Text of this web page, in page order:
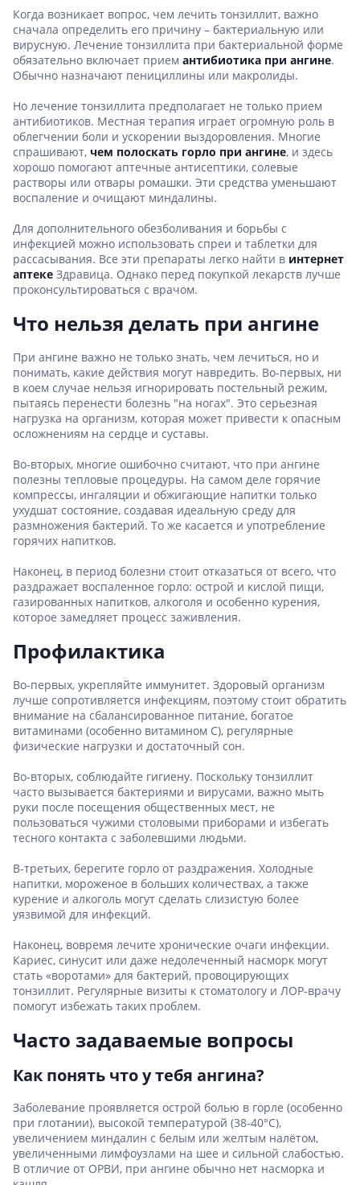
Когда возникает вопрос, чем лечить тонзиллит, важно
сначала определить его причину – бактериальную или
вирусную. Лечение тонзиллита при бактериальной форме
обязательно включает прием антибиотика при ангине.
Обычно назначают пенициллины или макролиды.
Но лечение тонзиллита предполагает не только прием
антибиотиков. Местная терапия играет огромную роль в
облегчении боли и ускорении выздоровления. Многие
спрашивают, чем полоскать горло при ангине, и здесь
хорошо помогают аптечные антисептики, солевые
растворы или отвары ромашки. Эти средства уменьшают
воспаление и очищают миндалины.
Для дополнительного обезболивания и борьбы с
инфекцией можно использовать спреи и таблетки для
рассасывания. Все эти препараты легко найти в интернет
аптеке Здравица. Однако перед покупкой лекарств лучше
проконсультироваться с врачом.
Что нельзя делать при ангине
При ангине важно не только знать, чем лечиться, но и
понимать, какие действия могут навредить. Во-первых, ни
в коем случае нельзя игнорировать постельный режим,
пытаясь перенести болезнь "на ногах". Это серьезная
нагрузка на организм, которая может привести к опасным
осложнениям на сердце и суставы.
Во-вторых, многие ошибочно считают, что при ангине
полезны тепловые процедуры. На самом деле горячие
компрессы, ингаляции и обжигающие напитки только
ухудшат состояние, создавая идеальную среду для
размножения бактерий. То же касается и употребление
горячих напитков.
Наконец, в период болезни стоит отказаться от всего, что
раздражает воспаленное горло: острой и кислой пищи,
газированных напитков, алкоголя и особенно курения,
которое замедляет процесс заживления.
Профилактика
Во-первых, укрепляйте иммунитет. Здоровый организм
лучше сопротивляется инфекциям, поэтому стоит обратить
внимание на сбалансированное питание, богатое
витаминами (особенно витамином С), регулярные
физические нагрузки и достаточный сон.
Во-вторых, соблюдайте гигиену. Поскольку тонзиллит
часто вызывается бактериями и вирусами, важно мыть
руки после посещения общественных мест, не
пользоваться чужими столовыми приборами и избегать
тесного контакта с заболевшими людьми.
В-третьих, берегите горло от раздражения. Холодные
напитки, мороженое в больших количествах, а также
курение и алкоголь могут сделать слизистую более
уязвимой для инфекций.
Наконец, вовремя лечите хронические очаги инфекции.
Кариес, синусит или даже недолеченный насморк могут
стать «воротами» для бактерий, провоцирующих
тонзиллит. Регулярные визиты к стоматологу и ЛОР-врачу
помогут избежать таких проблем.
Часто задаваемые вопросы
Как понять что у тебя ангина?
Заболевание проявляется острой болью в горле (особенно
при глотании), высокой температурой (38-40°C),
увеличением миндалин с белым или желтым налётом,
увеличенными лимфоузлами на шее и сильной слабостью.
В отличие от ОРВИ, при ангине обычно нет насморка и